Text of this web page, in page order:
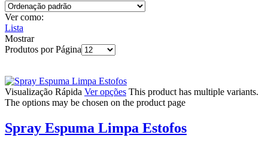
Ver como:
Lista
Mostrar
Produtos por Página
Visualização Rápida Ver opções This product has multiple variants.
The options may be chosen on the product page
Spray Espuma Limpa Estofos